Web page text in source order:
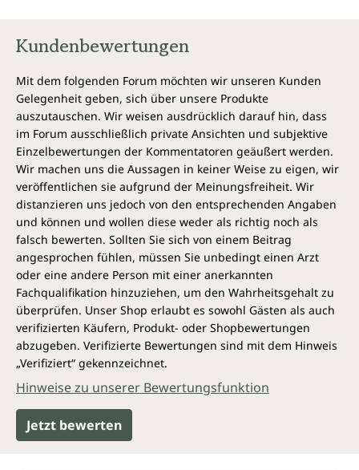
Kundenbewertungen
Mit dem folgenden Forum möchten wir unseren Kunden
Gelegenheit geben, sich über unsere Produkte
auszutauschen. Wir weisen ausdrücklich darauf hin, dass
im Forum ausschließlich private Ansichten und subjektive
Einzelbewertungen der Kommentatoren geäußert werden.
Wir machen uns die Aussagen in keiner Weise zu eigen, wir
veröffentlichen sie aufgrund der Meinungsfreiheit. Wir
distanzieren uns jedoch von den entsprechenden Angaben
und können und wollen diese weder als richtig noch als
falsch bewerten. Sollten Sie sich von einem Beitrag
angesprochen fühlen, müssen Sie unbedingt einen Arzt
oder eine andere Person mit einer anerkannten
Fachqualifikation hinzuziehen, um den Wahrheitsgehalt zu
überprüfen. Unser Shop erlaubt es sowohl Gästen als auch
verifizierten Käufern, Produkt- oder Shopbewertungen
abzugeben. Verifizierte Bewertungen sind mit dem Hinweis
„Verifiziert“ gekennzeichnet.
Hinweise zu unserer Bewertungsfunktion
Jetzt bewerten